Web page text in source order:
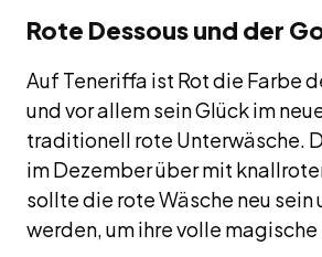
Rote Dessous und der
Auf Teneriffa ist Rot die Farbe
und vor allem sein Glück im
traditionell rote Unterwäsche.
im Dezember über mit
sollte die rote Wäsche neu
werden, um ihre volle